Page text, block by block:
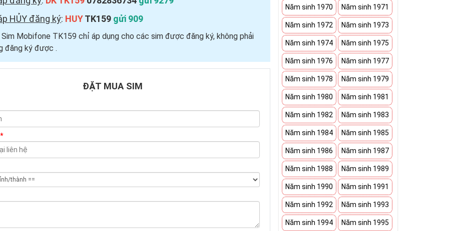
HỦY đăng ký: HUYTK159 gửi 909
Mobifone TK159 chỉ áp dụng cho các sim được đăng ký, không phải
đăng ký được ​.
ĐẶT MUA SIM
*
Năm sinh 1970 Năm sinh 1971
Năm sinh 1972 Năm sinh 1973
Năm sinh 1974 Năm sinh 1975
Năm sinh 1976 Năm sinh 1977
Năm sinh 1978 Năm sinh 1979
Năm sinh 1980 Năm sinh 1981
Năm sinh 1982 Năm sinh 1983
Năm sinh 1984 Năm sinh 1985
Năm sinh 1986 Năm sinh 1987
Năm sinh 1988 Năm sinh 1989
Năm sinh 1990 Năm sinh 1991
Năm sinh 1992 Năm sinh 1993
Năm sinh 1994 Năm sinh 1995